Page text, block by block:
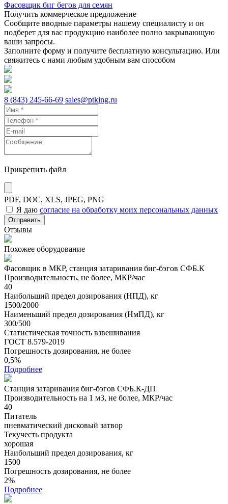
Фасовщик биг бегов для семян
Получить коммерческое предложение
Сообщите вводные параметры нашему специалисту и он
подберет для вас продукцию наиболее полно закрывающую
ваши запросы.
Заполните форму и получите бесплатную консультацию. Или
свяжитесь с нами любым удобным вам способом
8 (843) 245-66-69 sales@ptking.ru
Прикрепить файл
PDF, DOC, XLS, JPEG, PNG
Я даю согласие на обработку моих персональных данных
Отправить
Отзывы
Похожее оборудование
Фасовщик в МКР, станция затаривания биг-бэгов СФБ.К
Производительность, не более, МКР/час
40
Наибольший предел дозирования (НПД), кг
1500/2000
Наименьший предел дозирования (НмПД), кг
300/500
Статистическая точность взвешивания
ГОСТ 8.579-2019
Погрешность дозирования, не более
0,5%
Подробнее
Станция затаривания биг-бэгов СФБ.К-ДП
Производительность на 1 м3, не более, МКР/час
40
Питатель
пневматический дисковый затвор
Текучесть продукта
хорошая
Наибольший предел дозирования, кг
1500
Погрешность дозирования, не более
2%
Подробнее